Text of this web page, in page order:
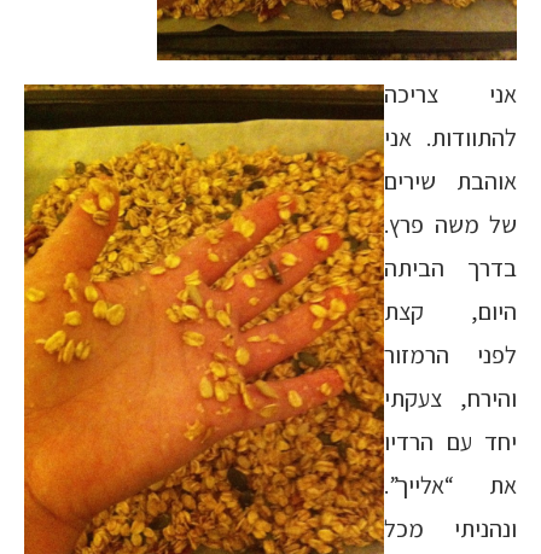
אני צריכה
להתוודות. אני
אוהבת שירים
של משה פרץ.
בדרך הביתה
היום, קצת
לפני הרמזור
והירח, צעקתי
יחד עם הרדיו
את “אלייך”.
ונהניתי מכל